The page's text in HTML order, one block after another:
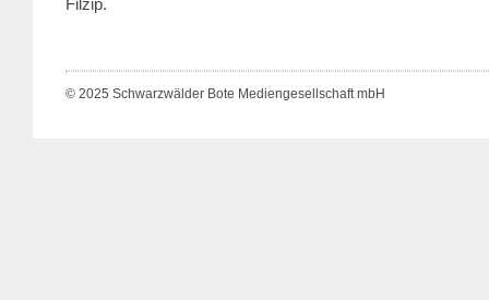
© 2025 Schwarzwälder Bote Mediengesellschaft mbH